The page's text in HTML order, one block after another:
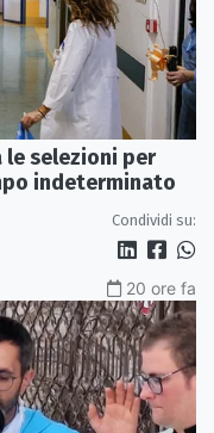
le selezioni per
indeterminato
Condividi su:
20 ore fa